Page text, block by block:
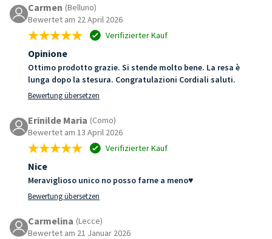
Carmen (Belluno)
Bewertet am 22 April 2026
Verifizierter Kauf
Opinione
Ottimo prodotto grazie. Si stende molto bene. La resa è
lunga dopo la stesura. Congratulazioni Cordiali saluti.
Bewertung übersetzen
Erinilde Maria (Como)
Bewertet am 13 April 2026
Verifizierter Kauf
Nice
Meraviglioso unico no posso farne a meno♥️
Bewertung übersetzen
Carmelina (Lecce)
Bewertet am 21 Januar 2026